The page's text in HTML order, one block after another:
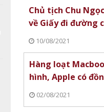
Chủ tịch Chu
về Giấy đi đường
10/08/2021
Hàng loạt
hình, Apple có
02/08/2021